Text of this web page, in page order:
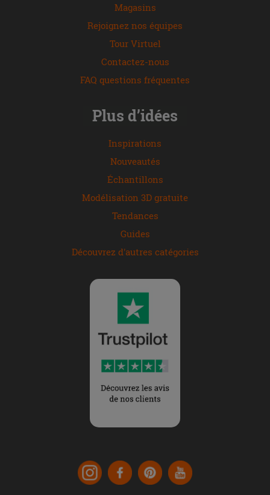
Magasins
Rejoignez nos équipes
Tour Virtuel
Contactez-nous
FAQ questions fréquentes
Plus d’idées
Inspirations
Nouveautés
Échantillons
Modélisation 3D gratuite
Tendances
Guides
Découvrez d'autres catégories